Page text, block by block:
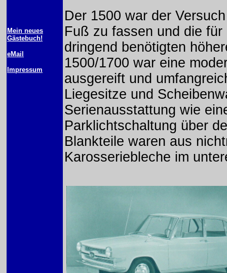
Mein neues
Gästebuch!
eMail
Impressum
Der 1500 war der
Fuß zu fassen und die
dringend benötigten
1500/1700 war eine
ausgereift und
Liegesitze und
Serienausstattung wie
Parklichtschaltung über
Blankteile waren aus
Karosseriebleche im